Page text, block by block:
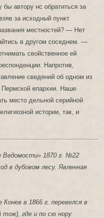
автору нс обратиться за
за исходный пункт
местностей? — Нет
в другом соседнем. —
свойственное ей
Напротив,
сведений об одном из
Пермской епархии. Наше
место дельной серийной
истории, так, и
Ведомости» 1870 г. №22
в дубовом лесу. Явленная
в 1866 г. перевелся в
тож), где и по сю нору